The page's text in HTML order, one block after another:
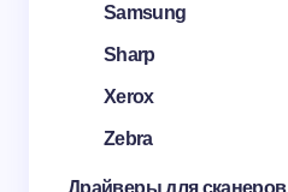
Samsung
Sharp
Xerox
Zebra
Драйверы для сканеров